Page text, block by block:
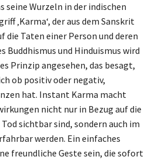
Wurzeln in der indischen
‚Karma‘, der aus dem Sanskrit
Taten einer Person und deren
Buddhismus und Hinduismus wird
Prinzip angesehen, das besagt,
ob positiv oder negativ,
hat. Instant Karma macht
nicht nur in Bezug auf die
sichtbar sind, sondern auch im
werden. Ein einfaches
freundliche Geste sein, die sofort